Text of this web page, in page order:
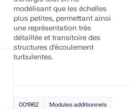
modélisant que les échelles
plus petites, permettant ainsi
une représentation très
détaillée et transitoire des
structures d’écoulement
turbulentes.
001962
Modules additionnels